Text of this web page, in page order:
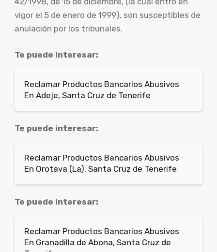
vigor el 5 de enero de 1999), son susceptibles de
anulación por los tribunales.
Te puede interesar:
Reclamar Productos Bancarios Abusivos
En Adeje, Santa Cruz de Tenerife
Te puede interesar:
Reclamar Productos Bancarios Abusivos
En Orotava (La), Santa Cruz de Tenerife
Te puede interesar:
Reclamar Productos Bancarios Abusivos
En Granadilla de Abona, Santa Cruz de